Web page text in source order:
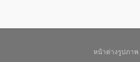
หน้าต่างรูปภา